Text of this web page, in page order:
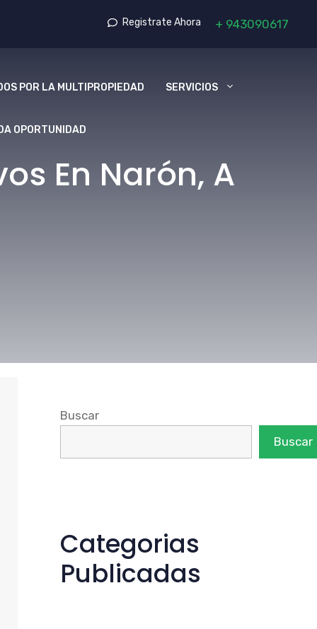
Registrate Ahora + 943090617
POR LA MULTIPROPIEDAD SERVICIOS
OPORTUNIDAD
En Narón, A
Buscar
Buscar
Categorias
Publicadas